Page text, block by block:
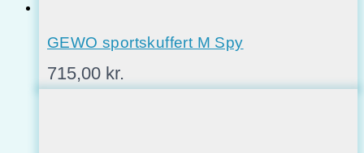
GEWO sportskuffert M Spy
715,00 kr.